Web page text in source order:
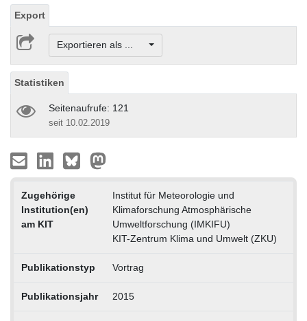
Export
Exportieren als ...
Statistiken
Seitenaufrufe: 121
seit 10.02.2019
Zugehörige
Institution(en)
am KIT
Institut für Meteorologie und
Klimaforschung Atmosphärische
Umweltforschung (IMKIFU)
KIT-Zentrum Klima und Umwelt (ZKU)
Publikationstyp Vortrag
Publikationsjahr 2015